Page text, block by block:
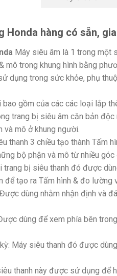
Honda hàng có sẵn,
Máy siêu âm là 1 trong một
mô trong khung hình bằng
dụng trong sức khỏe, phụ
gồm của các các loại lắp
trang bị siêu âm căn bản
và mô ở khung người.
thanh 3 chiều tạo thành Tấm
bộ phận và mô từ nhiều góc
trang bị siêu thanh đó được
để tạo ra Tấm hình & đo lường
dùng nhằm nhận định và
dùng để xem phía bên
Máy siêu thanh đó được
thanh này được sử dụng để